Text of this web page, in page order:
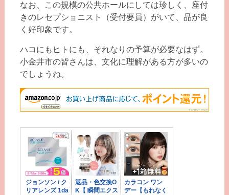
なお、この規模の公共ホールにしては珍しく、座付
きのレセプショニスト（受付要員）がいて、品が良
く好印象です。
ハコにもヒトにも、それなりの予算が必要なはず。
小金井市の皆さんは、文化に理解がある方が多いの
でしょうね。